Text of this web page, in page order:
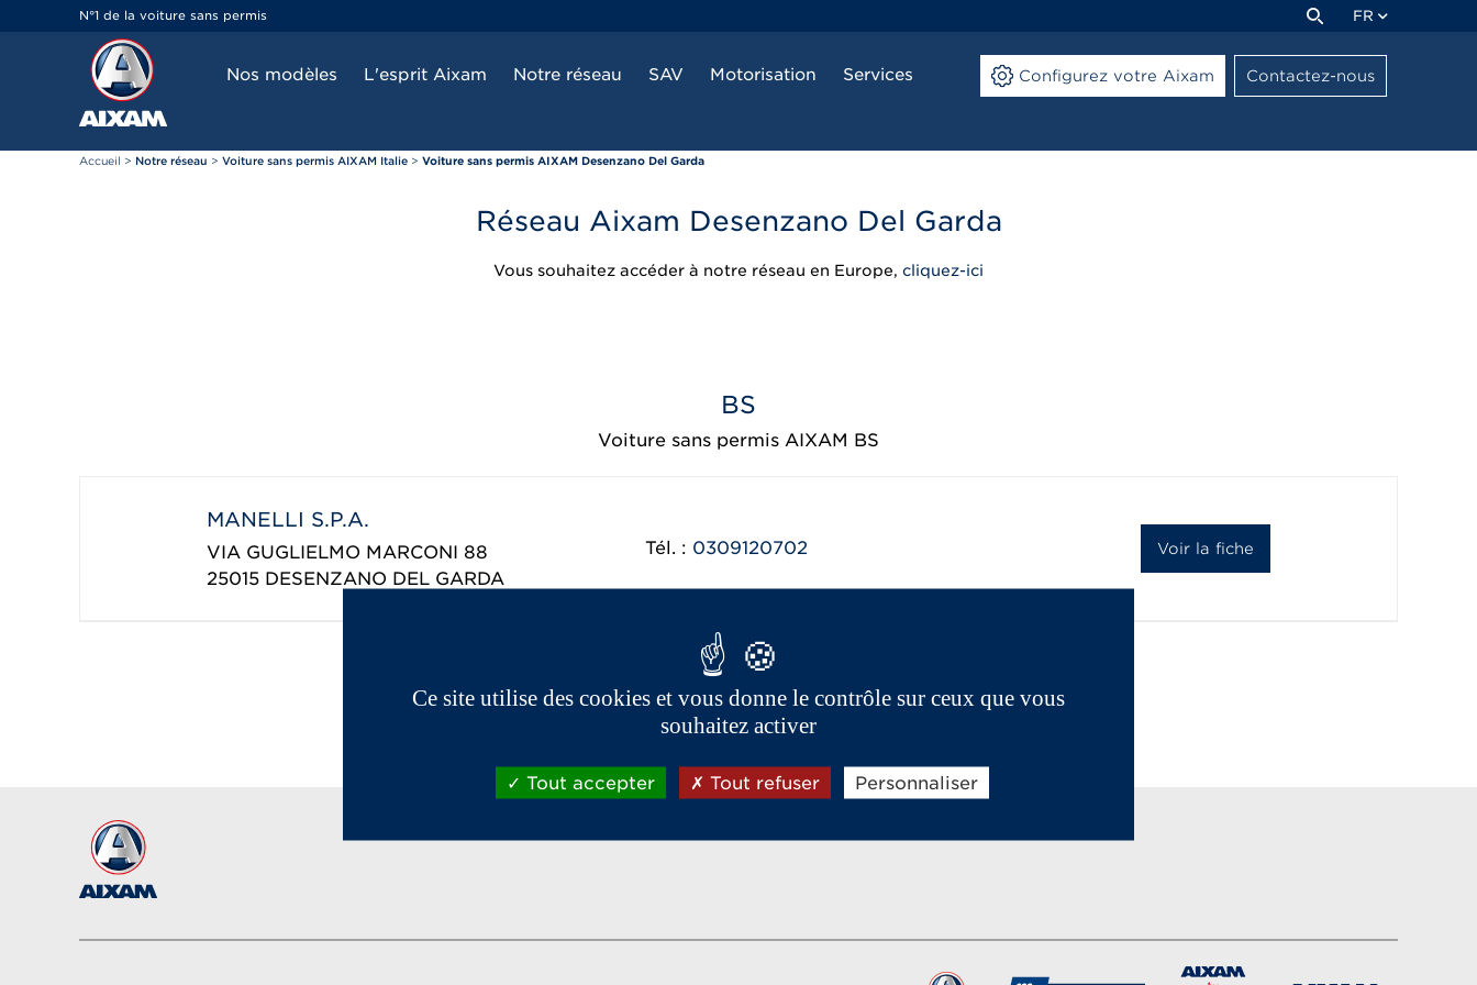
N°1 de la voiture sans permis FR
Nos modèles L'esprit Aixam Notre réseau SAV Motorisation Services Configurez votre Aixam Contactez-nous
Accueil > Notre réseau > Voiture sans permis AIXAM Italie > Voiture sans permis AIXAM Desenzano Del Garda
Réseau Aixam Desenzano Del Garda
Vous souhaitez accéder à notre réseau en Europe, cliquez-ici
BS
Voiture sans permis AIXAM BS
MANELLI S.P.A.
VIA GUGLIELMO MARCONI 88
25015 DESENZANO DEL GARDA
Tél. : 0309120702 Voir la fiche
Réseau Aixam export
Panneau de gestion des cookies
Ce site utilise des cookies et vous donne le contrôle sur ceux que vous
souhaitez activer
Tout accepter Tout refuser Personnaliser